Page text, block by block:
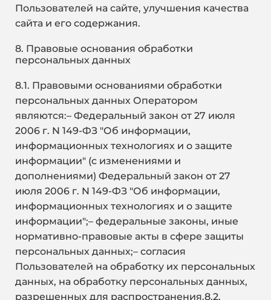
Пользователей на сайте, улучшения качества
сайта и его содержания.
8. Правовые основания обработки
персональных данных
8.1. Правовыми основаниями обработки
персональных данных Оператором
являются:– Федеральный закон от 27 июля
2006 г. N 149-ФЗ "Об информации,
информационных технологиях и о защите
информации" (с изменениями и
дополнениями) Федеральный закон от 27
июля 2006 г. N 149-ФЗ "Об информации,
информационных технологиях и о защите
информации";– федеральные законы, иные
нормативно-правовые акты в сфере защиты
персональных данных;– согласия
Пользователей на обработку их персональных
данных, на обработку персональных данных,
разрешенных для распространения.8.2.